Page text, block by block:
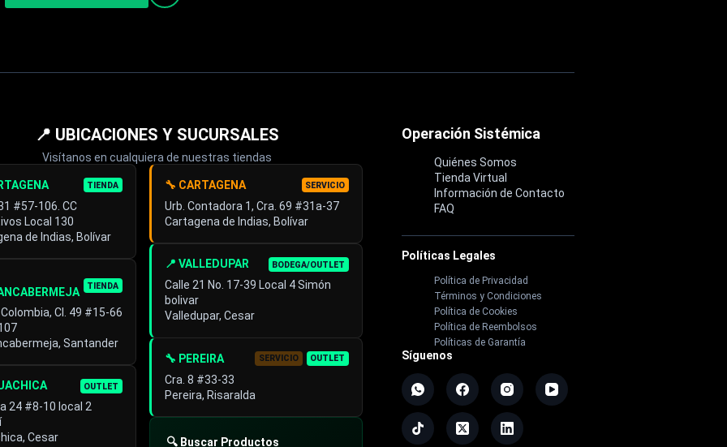
📍 UBICACIONES Y SUCURSALES
Visítanos en cualquiera de nuestras tiendas
TIENDA
#57-106. CC
Local 130
de Indias, Bolívar
TIENDA
Cl. 49 #15-66
Santander
OUTLET
24 #8-10 local 2
Cesar
🔧 CARTAGENA SERVICIO
Urb. Contadora 1, Cra. 69 #31a-37
Cartagena de Indias, Bolívar
📍 VALLEDUPAR BODEGA/OUTLET
Calle 21 No. 17-39 Local 4 Simón
bolivar
Valledupar, Cesar
🔧 PEREIRA SERVICIO OUTLET
Cra. 8 #33-33
Pereira, Risaralda
🔍 Buscar Productos
Operación Sistémica
Quiénes Somos
Tienda Virtual
Información de Contacto
FAQ
Políticas Legales
Política de Privacidad
Términos y Condiciones
Política de Cookies
Política de Reembolsos
Políticas de Garantía
Síguenos